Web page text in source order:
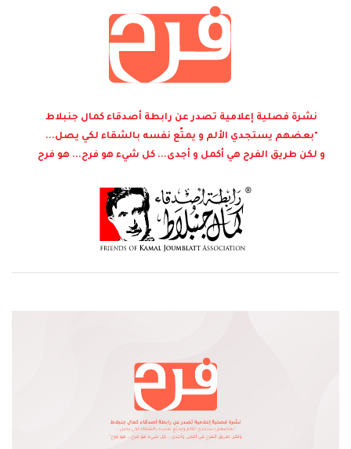
نشرة فصلية إعلامية تصدر عن رابطة أصدقاء كمال جنبلاط
"بعضهم يستجدي الألم و يمتّع نفسه بالشقاء لكي يصل...
و لكن طريق الفرح هي أكمل و أجدى... كل شيء هو فرح... هو فرح